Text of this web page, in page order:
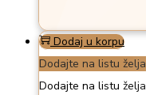
Dodaj u korpu
Dodajte na listu želja
Dodajte na listu želja